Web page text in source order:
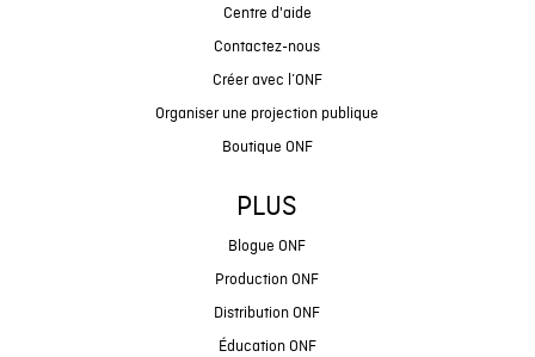
Centre d'aide
Contactez-nous
Créer avec l’ONF
Organiser une projection publique
Boutique ONF
PLUS
Blogue ONF
Production ONF
Distribution ONF
Éducation ONF